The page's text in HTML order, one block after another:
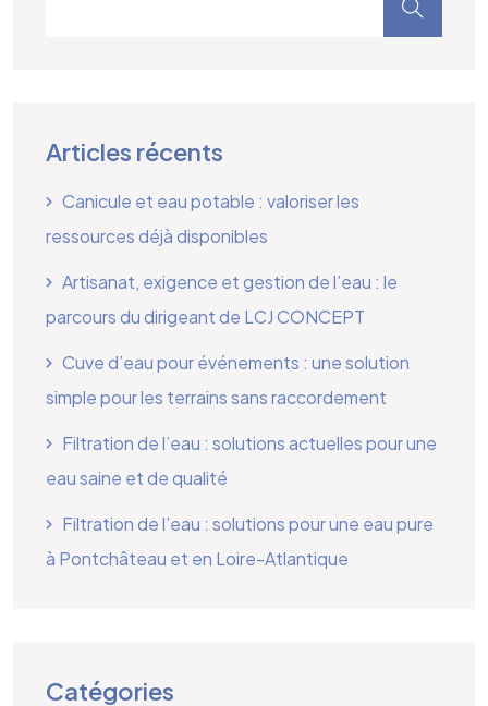
Articles récents
Canicule et eau potable : valoriser les
ressources déjà disponibles
Artisanat, exigence et gestion de l’eau : le
parcours du dirigeant de LCJ CONCEPT
Cuve d’eau pour événements : une solution
simple pour les terrains sans raccordement
Filtration de l’eau : solutions actuelles pour une
eau saine et de qualité
Filtration de l’eau : solutions pour une eau pure
à Pontchâteau et en Loire-Atlantique
Catégories